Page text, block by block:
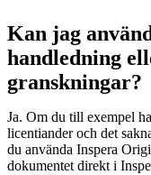
Kan jag
handledning
granskningar?
Ja. Om du till exempel
licentiander och det
du använda Inspera
dokumentet direkt i